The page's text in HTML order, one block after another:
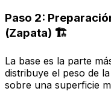
Paso 2:
(Zapata) 🏗️
La base es la parte
distribuye el peso de
sobre una superficie